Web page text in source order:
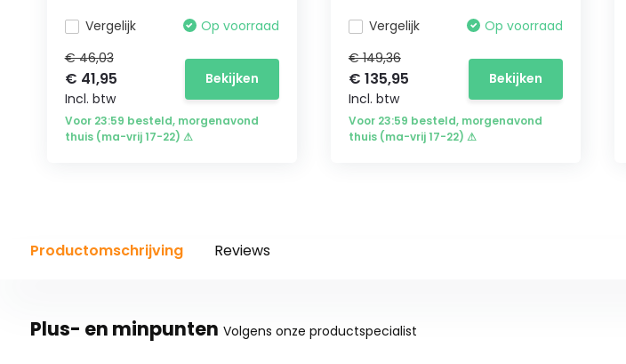
Vergelijk
Op voorraad
€ 46,03
€ 41,95
Incl. btw
Bekijken
Voor 23:59 besteld, morgenavond
thuis (ma-vrij 17-22) ⚠
Vergelijk
Op voorraad
€ 149,36
€ 135,95
Incl. btw
Bekijken
Voor 23:59 besteld, morgenavond
thuis (ma-vrij 17-22) ⚠
Productomschrijving Reviews
Plus- en minpunten Volgens onze productspecialist